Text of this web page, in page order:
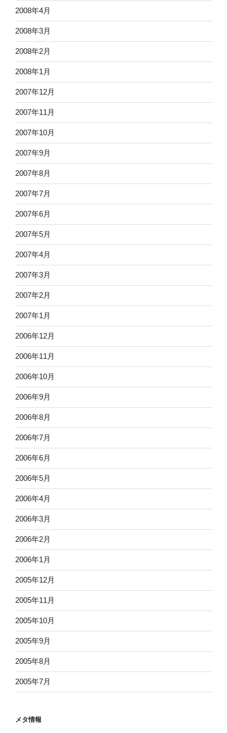
2008年4月
2008年3月
2008年2月
2008年1月
2007年12月
2007年11月
2007年10月
2007年9月
2007年8月
2007年7月
2007年6月
2007年5月
2007年4月
2007年3月
2007年2月
2007年1月
2006年12月
2006年11月
2006年10月
2006年9月
2006年8月
2006年7月
2006年6月
2006年5月
2006年4月
2006年3月
2006年2月
2006年1月
2005年12月
2005年11月
2005年10月
2005年9月
2005年8月
2005年7月
メタ情報